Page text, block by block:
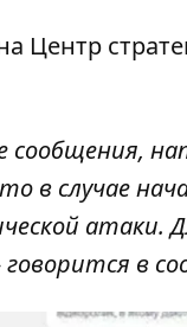
Центр
сообщения,
в случае
атаки.
говорится в